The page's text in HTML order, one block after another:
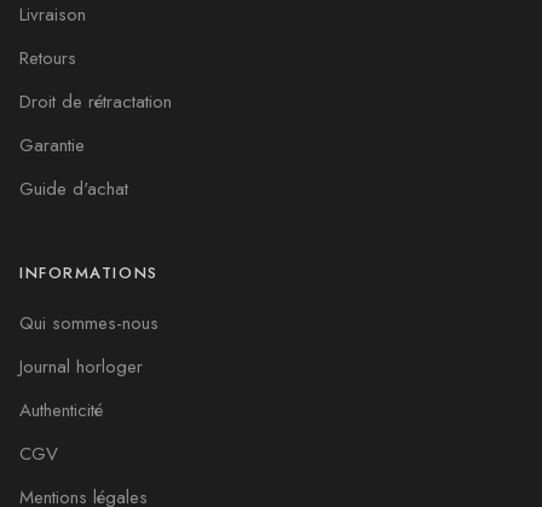
Livraison
Retours
Droit de rétractation
Garantie
Guide d'achat
INFORMATIONS
Qui sommes-nous
Journal horloger
Authenticité
CGV
Mentions légales